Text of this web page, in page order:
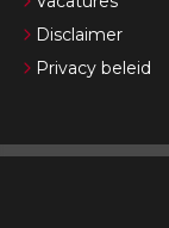
Disclaimer
Privacy beleid